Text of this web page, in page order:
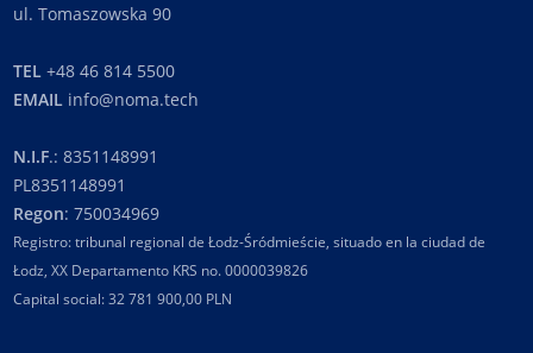
ul. Tomaszowska 90
TEL +48 46 814 5500
EMAIL info@noma.tech
N.I.F.: 8351148991
PL8351148991
Regon: 750034969
Registro: tribunal regional de Łodz-Śródmieście, situado en la ciudad de
Łodz, XX Departamento KRS no. 0000039826
Capital social: 32 781 900,00 PLN